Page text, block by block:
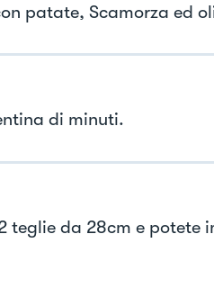
patate, Scamorza ed
di minuti.
teglie da 28cm e potete